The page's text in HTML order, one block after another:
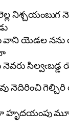
నిశ్చయంబుగ
వాని యెడల నను
సిల్వఁబడ్డ
నెదిరించి
హృదయంపు